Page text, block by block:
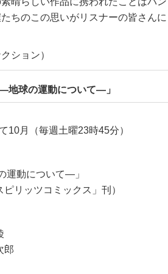
ちのこの思いがリスナーの皆さん
ション）
地球の運動について―」
10月（毎週土曜23時45分）
運動について―」
ピリッツコミックス」刊）
郎